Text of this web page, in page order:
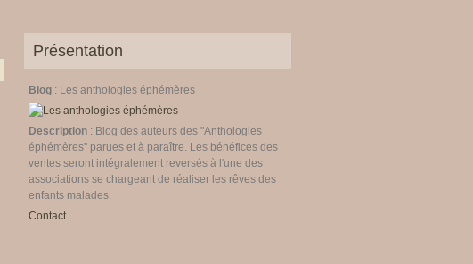
Présentation
Blog : Les anthologies éphémères
Description : Blog des auteurs des "Anthologies
éphémères" parues et à paraître. Les bénéfices des
ventes seront intégralement reversés à l'une des
associations se chargeant de réaliser les rêves des
enfants malades.
Contact